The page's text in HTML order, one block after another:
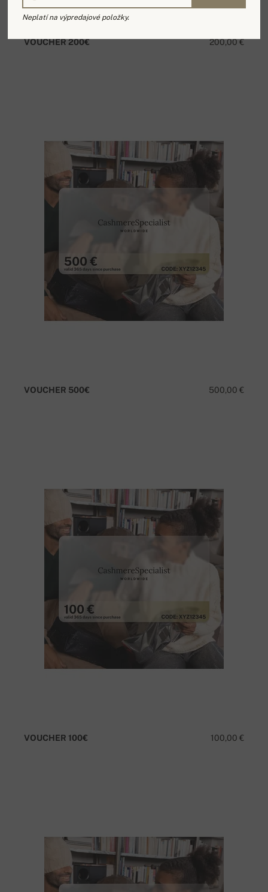
200,00 €
VOUCHER 200€
500,00 €
VOUCHER 500€
100,00 €
VOUCHER 100€
Neplatí na výpredajové položky.